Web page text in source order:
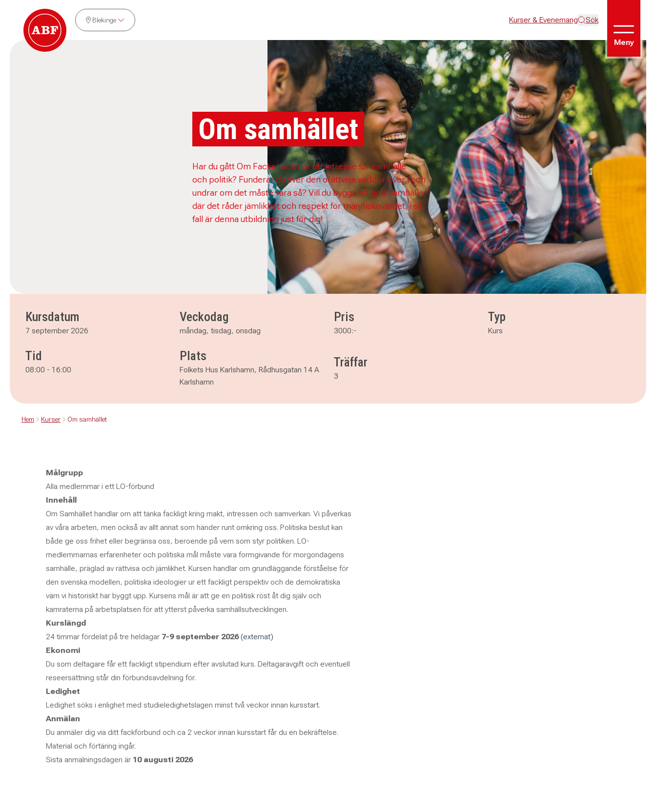
Blekinge Kurser & Evenemang Sök
Meny
Om samhället
Har du gått Om Facket och har ett intresse för samhälle
och politik? Funderar du över den orättvisa värld vi lever i och
undrar om det måste vara så? Vill du bygga ett gott samhälle
där det råder jämlikhet och respekt för människovärdet, i så
fall är denna utbildning just för dig!
Kursdatum
7 september 2026
Veckodag
måndag, tisdag, onsdag
Tid
08:00 - 16:00
Plats
Folkets Hus Karlshamn, Rådhusgatan 14 A
Karlshamn
Pris
3000:-
Typ
Kurs
Träffar
3
Hem Kurser Om samhället
Målgrupp
Alla medlemmar i ett LO-förbund
Innehåll
Om Samhället handlar om att tänka fackligt kring makt, intressen och samverkan. Vi påverkas
av våra arbeten, men också av allt annat som händer runt omkring oss. Politiska beslut kan
både ge oss frihet eller begränsa oss, beroende på vem som styr politiken. LO-
medlemmarnas erfarenheter och politiska mål måste vara formgivande för morgondagens
samhälle, präglad av rättvisa och jämlikhet. Kursen handlar om grundläggande förståelse för
den svenska modellen, politiska ideologier ur ett fackligt perspektiv och de demokratiska
värn vi historiskt har byggt upp. Kursens mål är att ge en politisk röst åt dig själv och
kamraterna på arbetsplatsen för att ytterst påverka samhällsutvecklingen.
Kurslängd
24 timmar fördelat på tre heldagar 7-9 september 2026 (externat)
Ekonomi
Du som deltagare får ett fackligt stipendium efter avslutad kurs. Deltagaravgift och eventuell
reseersättning står din förbundsavdelning för.
Ledighet
Ledighet söks i enlighet med studieledighetslagen minst två veckor innan kursstart.
Anmälan
Du anmäler dig via ditt fackförbund och ca 2 veckor innan kursstart får du en bekräftelse.
Material och förtäring ingår.
Sista anmälningsdagen är10 augusti 2026